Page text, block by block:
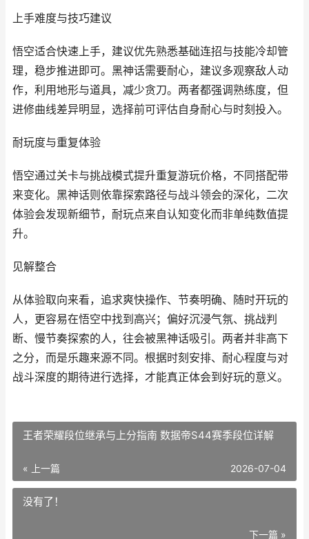
上手难度与技巧建议
悟空适合快速上手，建议优先熟悉基础连招与技能冷却管
理，稳步推进即可。黑神话需要耐心，建议多观察敌人动
作，利用地形与道具，减少贪刀。两者都强调熟练度，但
进修曲线差异明显，选择前可评估自身耐心与时刻投入。
耐玩度与重复体验
悟空通过关卡与挑战模式提升重复游玩价格，不同搭配带
来变化。黑神话则依靠探索路径与战斗领会的深化，二次
体验会发现新细节，耐玩点来自认知变化而非单纯数值提
升。
见解整合
从体验取向来看，追求爽快操作、节奏明确、随时开玩的
人，更容易在悟空中找到高兴；偏好沉浸气氛、挑战判
断、慢节奏探索的人，往会被黑神话吸引。两者并非高下
之分，而是乐趣来源不同。根据时刻安排、耐心程度与对
战斗深度的期待进行选择，才能真正体会到好玩的意义。
王者荣耀段位继承与上分指南 数据帝S44赛季段位详解
« 上一篇 2026-07-04
没有了！
下一篇 »